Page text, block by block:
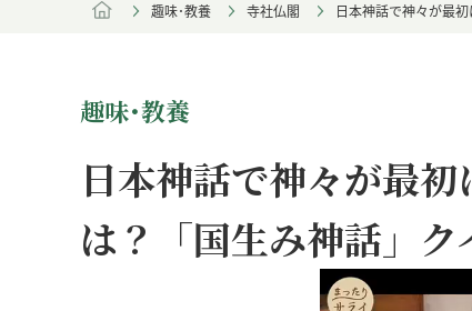
趣味･教養 寺社仏閣 日本神話で神々が最
趣味･教養
日本神話で神々が最
は？「国生み神話」ク